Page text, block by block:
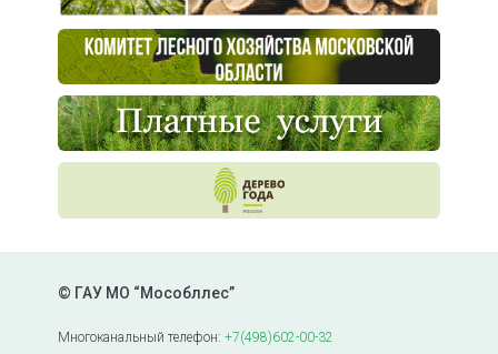
© ГАУ МО “Мособллес”
Многоканальный телефон:+7(498)602-00-32